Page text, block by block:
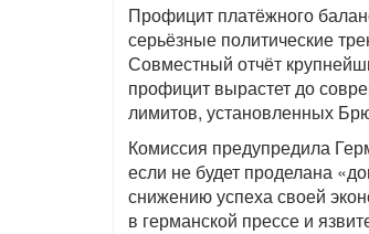
Профицит платёжного
серьёзные политические
Совместный отчёт
профицит вырастет до
лимитов, установленных
Комиссия предупредила
если не будет проделана
снижению успеха своей
в германской прессе и